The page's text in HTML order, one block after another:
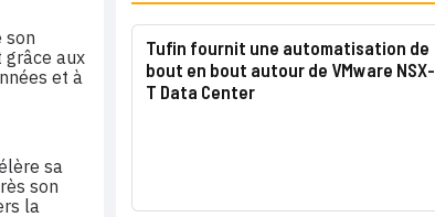
Tufin fournit une automatisation de
bout en bout autour de VMware NSX-
T Data Center
son
grâce aux
et à
sa
son
la